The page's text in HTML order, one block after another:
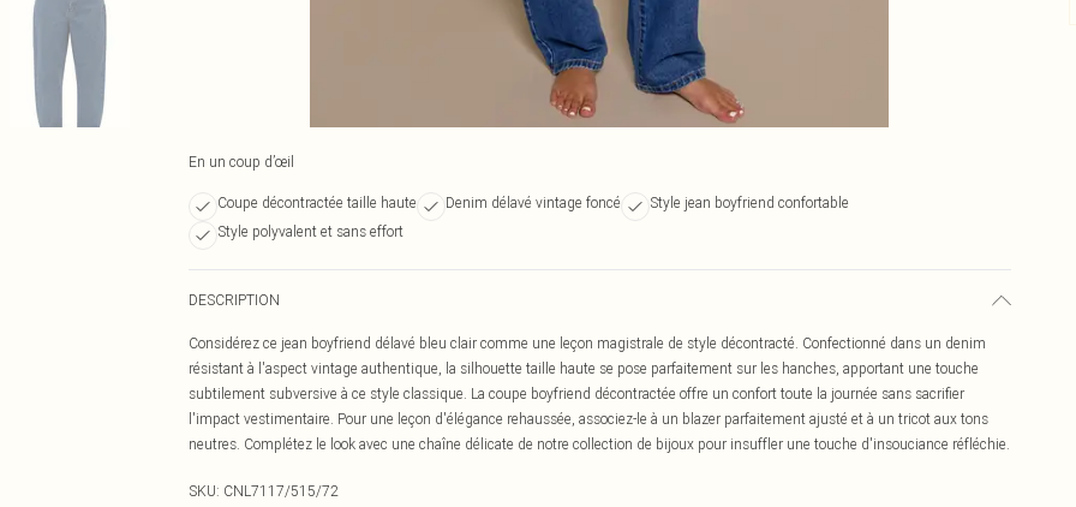
En un coup d’œil
Coupe décontractée taille haute Denim délavé vintage foncé
Style jean boyfriend confortable
Style polyvalent et sans effort
DESCRIPTION
Considérez ce jean boyfriend délavé bleu clair comme une leçon magistrale de style décontracté. Confectionné dans un denim
résistant à l'aspect vintage authentique, la silhouette taille haute se pose parfaitement sur les hanches, apportant une touche
subtilement subversive à ce style classique. La coupe boyfriend décontractée offre un confort toute la journée sans sacrifier
l'impact vestimentaire. Pour une leçon d'élégance rehaussée, associez-le à un blazer parfaitement ajusté et à un tricot aux tons
neutres. Complétez le look avec une chaîne délicate de notre collection de bijoux pour insuffler une touche d'insouciance réfléchie.
SKU: CNL7117/515/72